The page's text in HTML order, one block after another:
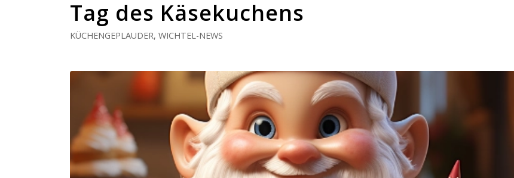
Gewährleistung der Sicherheit, Verhinderung und Aufdeckung von
Tag des Käsekuchens
KÜCHENGEPLAUDER,WICHTEL-NEWS